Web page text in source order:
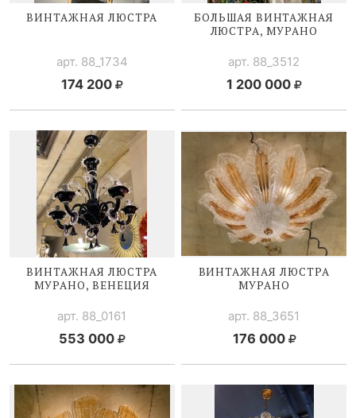
ВИНТАЖНАЯ ЛЮСТРА
арт. 88_1734
174 200
БОЛЬШАЯ ВИНТАЖНАЯ
ЛЮСТРА, МУРАНО
арт. 88_3512
1 200 000
ВИНТАЖНАЯ ЛЮСТРА
МУРАНО, ВЕНЕЦИЯ
арт. 88_0161
553 000
ВИНТАЖНАЯ ЛЮСТРА
МУРАНО
арт. 88_3651
176 000